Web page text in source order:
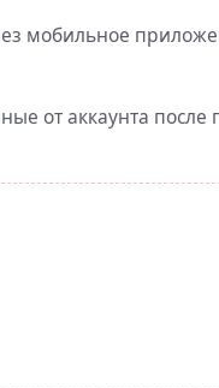
мобильное
от аккаунта после